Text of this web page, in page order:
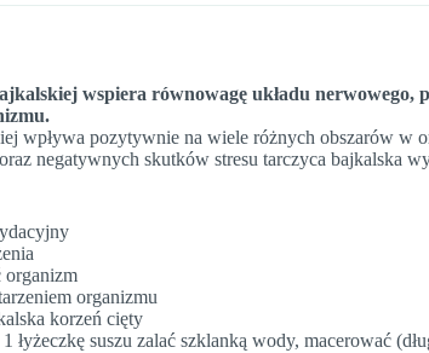
wspiera równowagę układu
wpływa pozytywnie na wiele różnych obszarów w
negatywnych skutków stresu tarczyca bajkalska
organizm
organizmu
korzeń cięty
1 łyżeczkę suszu zalać szklanką wody, macerować